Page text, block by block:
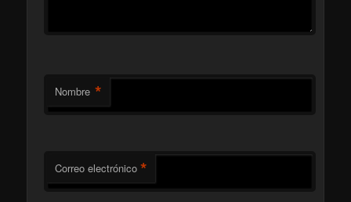
Nombre *
Correo electrónico *